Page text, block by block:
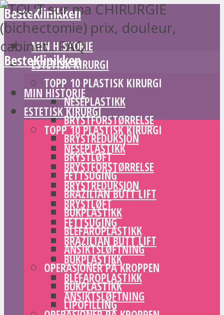
BesteKlinikken
MIN HISTORIE
ESTETISK KIRURGI
TOPP 10 PLASTISK KIRURGI
NESEPLASTIKK
BRYSTFORSTØRRELSE
BRYSTREDUKSJON
BRYSTLØFT
FETTSUGING
BRAZILIAN BUTT LIFT
BUKPLASTIKK
BLEFAROPLASTIKK
ANSIKTSLØFTNING
OPERASJONER PÅ KROPPEN
BUKPLASTIKK
LIPOFILLING
BesteKlinikken
MIN HISTORIE
ESTETISK KIRURGI
TOPP 10 PLASTISK KIRURGI
NESEPLASTIKK
BRYSTFORSTØRRELSE
BRYSTREDUKSJON
BRYSTLØFT
FETTSUGING
BRAZILIAN BUTT LIFT
BUKPLASTIKK
BLEFAROPLASTIKK
ANSIKTSLØFTNING